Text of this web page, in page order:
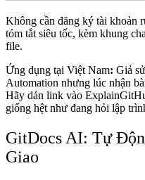
Không cần đăng ký tài khoản
tóm tắt siêu tốc, kèm khung
file.
Ứng dụng tại Việt Nam: Giả
Automation nhưng lúc nhận
Hãy dán link vào
giống hệt như đang hỏi lập
GitDocs AI: Tự
Giao